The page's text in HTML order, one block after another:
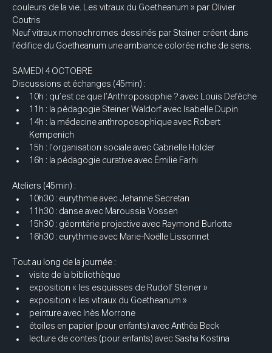
couleurs de la vie. Les vitraux du Goetheanum » par Olivier
Coutris
Neuf vitraux monochromes dessinés par Steiner créent dans
l’édifice du Goetheanum une ambiance colorée riche de sens.
SAMEDI 4 OCTOBRE
Discussions et échanges (45min) :
10h : qu’est ce que l’Anthroposophie ? avec Louis Defèche
11h : la pédagogie Steiner Waldorf avec Isabelle Dupin
14h : la médecine anthroposophique avec Robert
Kempenich
15h : l’organisation sociale avec Gabrielle Holder
16h : la pédagogie curative avec Émilie Farhi
Ateliers (45min) :
10h30 : eurythmie avec Jehanne Secretan
11h30 : danse avec Maroussia Vossen
15h30 : géomtérie projective avec Raymond Burlotte
16h30 : eurythmie avec Marie-Noëlle Lissonnet
Tout au long de la journée :
visite de la bibliothèque
exposition « les esquisses de Rudolf Steiner »
exposition « les vitraux du Goetheanum »
peinture avec Inès Morrone
étoiles en papier (pour enfants) avec Anthéa Beck
lecture de contes (pour enfants) avec Sasha Kostina